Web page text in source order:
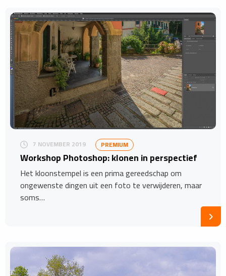
7 NOVEMBER 2019 PREMIUM
Workshop Photoshop: klonen in perspectief
Het kloonstempel is een prima gereedschap om
ongewenste dingen uit een foto te verwijderen, maar
soms…